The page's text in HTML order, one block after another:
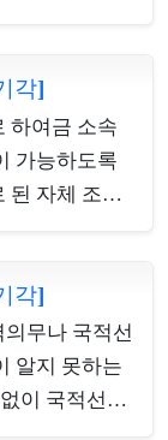
지연적 관계
지역과 사회
정에 대한 관
당하고, 운전
미한 부담이
칙금이 소액
려는 공익
하는 공익
지 않을 자유
을 종합하여
각]
하여금 소속
가능하도록
된 자체 조직
뢰를 공고히
정당성이 인
건수 및 수
사건 수임
각]
무나 국적선
알지 못하는
이 국적선택